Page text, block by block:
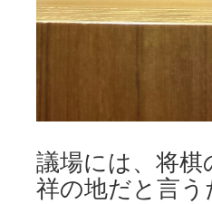
議場には、将
祥の地だと言